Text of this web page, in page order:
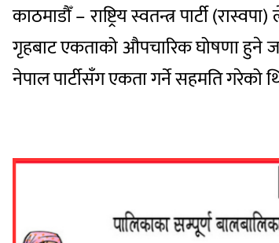
काठमाडौँ – राष्ट्रिय स्वतन्त्र पार्टी
गृहबाट एकताको औपचारिक घोषणा हुने
नेपाल पार्टीसँग एकता गर्ने सहमति गरेको